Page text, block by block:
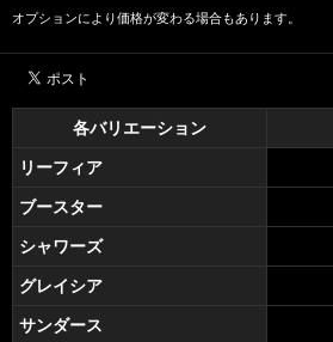
オプションにより価格が変わる場合もあります。
各バリエーション
リーフィア
ブースター
シャワーズ
グレイシア
サンダース